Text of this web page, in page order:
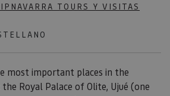
TOURS Y VISITAS
most important places in the
Royal Palace of Olite, Ujué (one